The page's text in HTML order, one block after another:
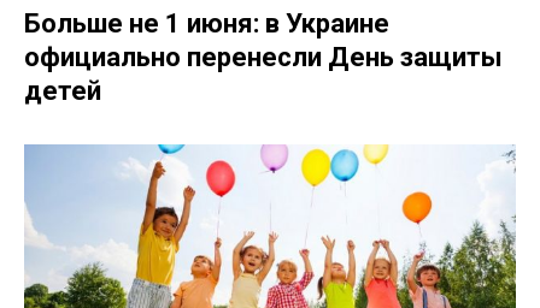
Больше не 1 июня: в Украине
официально перенесли День защиты
детей